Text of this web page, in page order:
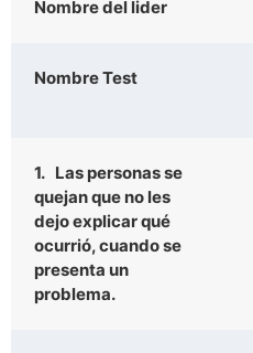
Nombre del lider
Nombre Test
1. Las personas se
quejan que no les
dejo explicar qué
ocurrió, cuando se
presenta un
problema.